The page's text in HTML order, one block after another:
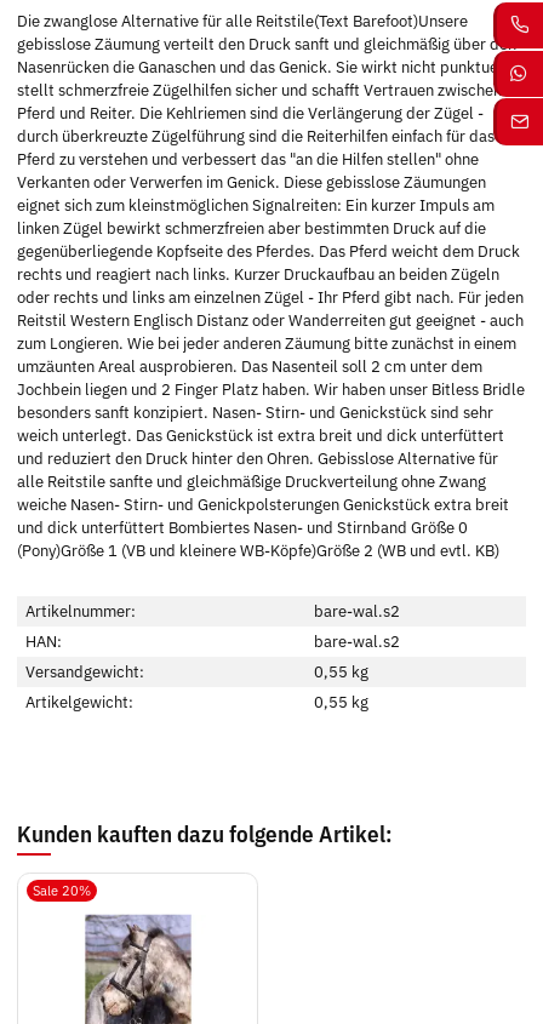
Die zwanglose Alternative für alle Reitstile(Text Barefoot)Unsere
gebisslose Zäumung verteilt den Druck sanft und gleichmäßig über den
Nasenrücken die Ganaschen und das Genick. Sie wirkt nicht punktuell
stellt schmerzfreie Zügelhilfen sicher und schafft Vertrauen zwischen
Pferd und Reiter. Die Kehlriemen sind die Verlängerung der Zügel -
durch überkreuzte Zügelführung sind die Reiterhilfen einfach für das
Pferd zu verstehen und verbessert das "an die Hilfen stellen" ohne
Verkanten oder Verwerfen im Genick. Diese gebisslose Zäumungen
eignet sich zum kleinstmöglichen Signalreiten: Ein kurzer Impuls am
linken Zügel bewirkt schmerzfreien aber bestimmten Druck auf die
gegenüberliegende Kopfseite des Pferdes. Das Pferd weicht dem Druck
rechts und reagiert nach links. Kurzer Druckaufbau an beiden Zügeln
oder rechts und links am einzelnen Zügel - Ihr Pferd gibt nach. Für jeden
Reitstil Western Englisch Distanz oder Wanderreiten gut geeignet - auch
zum Longieren. Wie bei jeder anderen Zäumung bitte zunächst in einem
umzäunten Areal ausprobieren. Das Nasenteil soll 2 cm unter dem
Jochbein liegen und 2 Finger Platz haben. Wir haben unser Bitless Bridle
besonders sanft konzipiert. Nasen- Stirn- und Genickstück sind sehr
weich unterlegt. Das Genickstück ist extra breit und dick unterfüttert
und reduziert den Druck hinter den Ohren. Gebisslose Alternative für
alle Reitstile sanfte und gleichmäßige Druckverteilung ohne Zwang
weiche Nasen- Stirn- und Genickpolsterungen Genickstück extra breit
und dick unterfüttert Bombiertes Nasen- und Stirnband Größe 0
(Pony)Größe 1 (VB und kleinere WB-Köpfe)Größe 2 (WB und evtl. KB)
Artikelnummer:
bare-wal.s2
HAN:
bare-wal.s2
Versandgewicht:
0,55 kg
Artikelgewicht:
0,55 kg
Kunden kauften dazu folgende Artikel:
Sale 20%